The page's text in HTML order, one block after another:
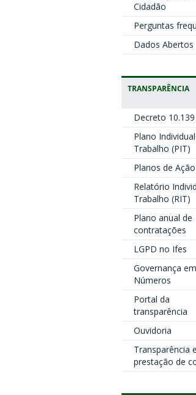
Cidadão
Perguntas
Dados Abertos
TRANSPARÊNCIA
Decreto 10.139
Plano
Trabalho (PIT)
Planos de Ação
Relatório
Trabalho (RIT)
Plano anual de
contratações
LGPD no Ifes
Governança em
Números
Portal da
transparência
Ouvidoria
Transparência e
prestação de